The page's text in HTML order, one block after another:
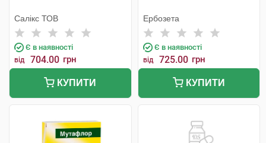
Салікс ТОВ
Є в наявності
від 704.00 грн
КУПИТИ
Ербозета
Є в наявності
від 725.00 грн
КУПИТИ